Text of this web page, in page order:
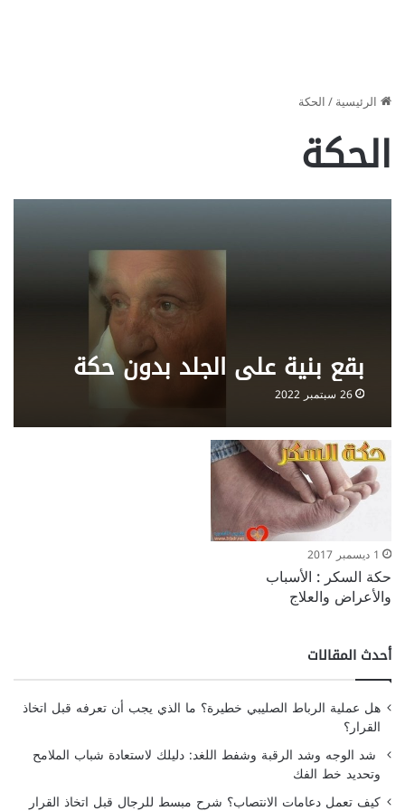
الرئيسية/الحكة
الحكة
بقع بنية على الجلد بدون حكة
26 سبتمبر 2022
1 ديسمبر 2017
حكة السكر : الأسباب
والأعراض والعلاج
أحدث المقالات
هل عملية الرباط الصليبي خطيرة؟ ما الذي يجب أن تعرفه قبل اتخاذ
القرار؟
شد الوجه وشد الرقبة وشفط اللغد: دليلك لاستعادة شباب الملامح
وتحديد خط الفك
كيف تعمل دعامات الانتصاب؟ شرح مبسط للرجال قبل اتخاذ القرار